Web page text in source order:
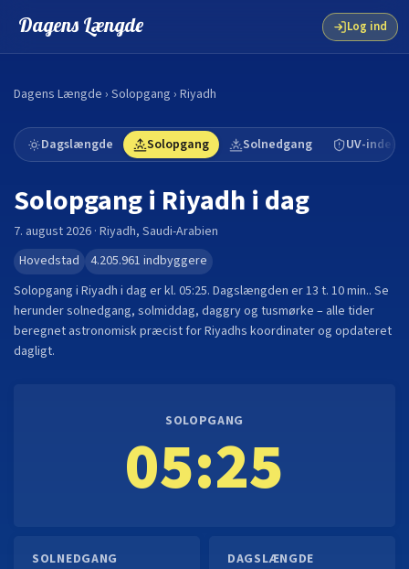
Dagens Længde Log ind
Dagens Længde › Solopgang › Riyadh
Dagslængde Solopgang Solnedgang UV-indeks
Solopgang i Riyadh i dag
7. august 2026 · Riyadh, Saudi-Arabien
Hovedstad
4.205.961 indbyggere
Solopgang i Riyadh i dag er kl. 05:25. Dagslængden er13 t. 10 min.. Se
herunder solnedgang, solmiddag, daggry og tusmørke – alle tider
beregnet astronomisk præcist forRiyadhs koordinater og opdateret
dagligt.
SOLOPGANG
05:25
SOLNEDGANG DAGSLÆNGDE